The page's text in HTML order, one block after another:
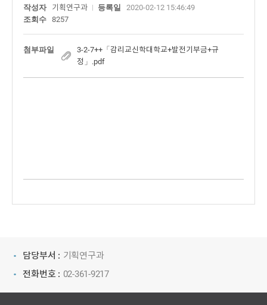
작성자 기획연구과 등록일
2020-02-12 15:46:49
조회수
8257
첨부파일
3-2-7++「감리교신학대학교+발전기부금+규
정」.pdf
담당부서 : 기획연구과
전화번호 : 02-361-9217